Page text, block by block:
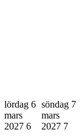
lördag 6
mars
2027 6
söndag 7
mars
2027 7